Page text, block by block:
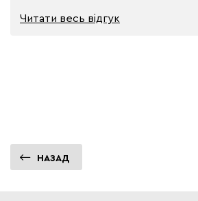
цена. Стоимость действительно
Читати весь відгук
НАЗАД